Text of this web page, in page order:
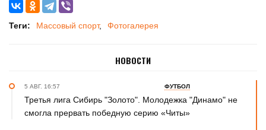
Теги: Массовый спорт Фотогалерея
НОВОСТИ
5 АВГ. 16:57 ФУТБОЛ
Третья лига Сибирь "Золото". Молодежка "Динамо" не
смогла прервать победную серию «Читы»